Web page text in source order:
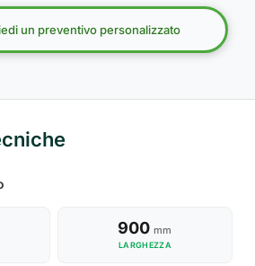
un preventivo personalizzato
900mm
LARGHEZZA